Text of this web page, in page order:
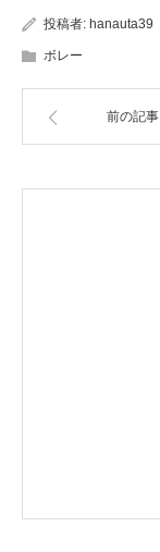
投稿者: hanauta39
ボレー
前の記事